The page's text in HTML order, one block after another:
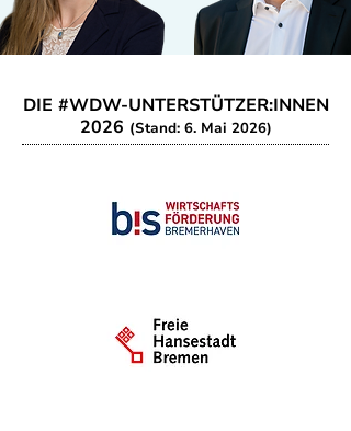
DIE #WDW-UNTERSTÜTZER:INNEN
2026 (Stand: 6. Mai 2026)